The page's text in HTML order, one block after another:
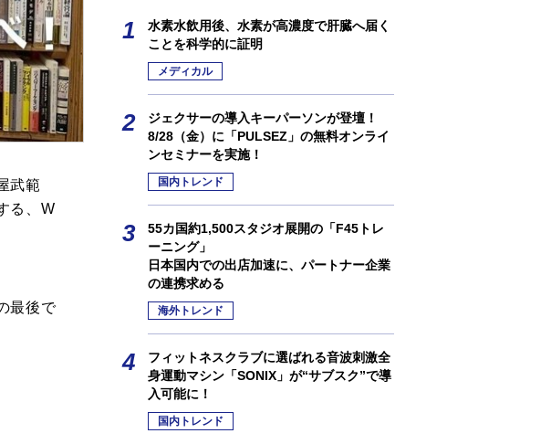
武範
る、W
最後で
水素水飲用後、水素が高濃度で肝臓へ届く
ことを科学的に証明
メディカル
ジェクサーの導入キーパーソンが登壇！
8/28（金）に「PULSEZ」の無料オンライ
ンセミナーを実施！
国内トレンド
55カ国約1,500スタジオ展開の「F45トレ
ーニング」
日本国内での出店加速に、パートナー企業
の連携求める
海外トレンド
フィットネスクラブに選ばれる音波刺激全
身運動マシン「SONIX」が“サブスク”で導
入可能に！
国内トレンド